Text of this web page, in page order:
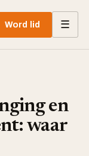
Word lid ☰
en
waar